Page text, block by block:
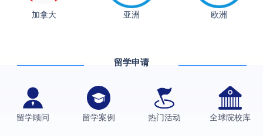
加拿大 亚洲 欧洲
留学申请
留学顾问 留学案例 热门活动 全球院校库
格拉斯哥大学国际商务硕士录取案例
伯明翰大学数字媒体与创意产业硕士录取案例